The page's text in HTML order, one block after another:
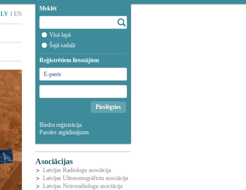
LV EN
Meklēt
Visā lapā
Šajā sadaļā
Reģistrētiem lietotājiem
Biedra reģistrācija
Paroles atgādinājums
Asociācijas
Latvijas Radiologu asociācija
Latvijas Ultrasonogrāfistu asociācija
Latvijas Neiroradiologu asociācija